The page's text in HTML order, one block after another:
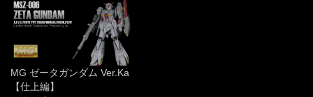
MG ゼータガンダム Ver.Ka
【仕上編】